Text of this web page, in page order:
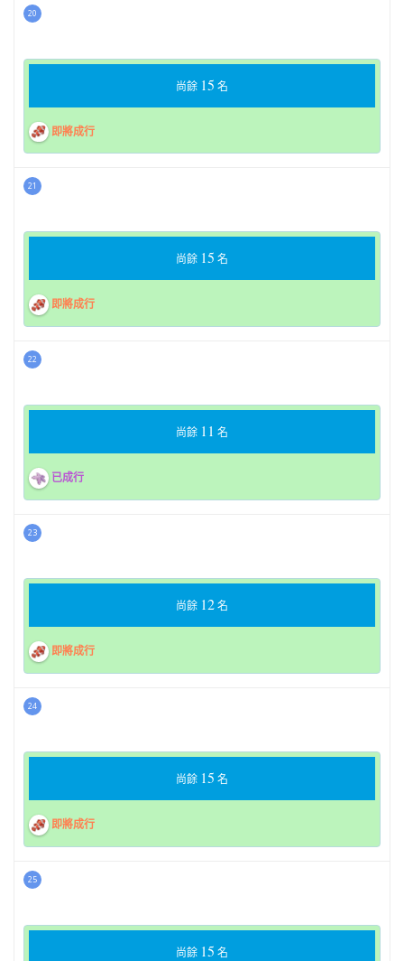
20
尚餘 15 名
即將成行
21
尚餘 15 名
即將成行
22
尚餘 11 名
已成行
23
尚餘 12名
即將成行
24
尚餘 15 名
即將成行
25
尚餘 15 名